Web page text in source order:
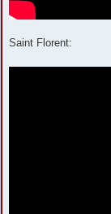
Saint Florent: